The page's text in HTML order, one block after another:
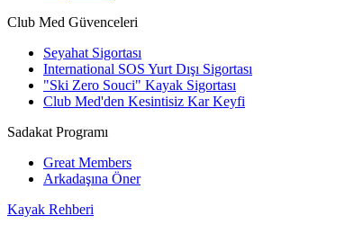
Club Med Güvenceleri
Seyahat Sigortası
International SOS Yurt Dışı Sigortası
"Ski Zero Souci" Kayak Sigortası
Club Med'den Kesintisiz Kar Keyfi
Sadakat Programı
Great Members
Arkadaşına Öner
Kayak Rehberi